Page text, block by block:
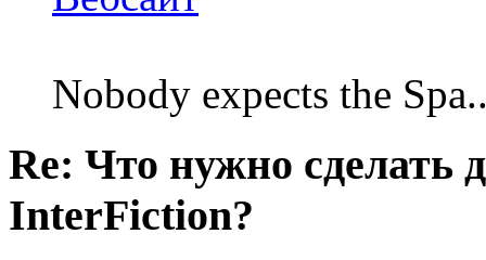
Nobody expects the
Re: Что нужно сделать
InterFiction?